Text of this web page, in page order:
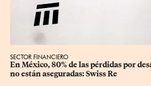
SECTOR FINANCIERO
En México, 80% de las pérdidas por
no están aseguradas: Swiss Re